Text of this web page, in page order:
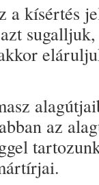
a kísértés
az